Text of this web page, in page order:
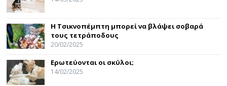
Η Τσικνοπέμπτη μπορεί να βλάψει σοβαρά
τους τετράποδους
20/02/2025
Ερωτεύονται οι σκύλοι;
14/02/2025